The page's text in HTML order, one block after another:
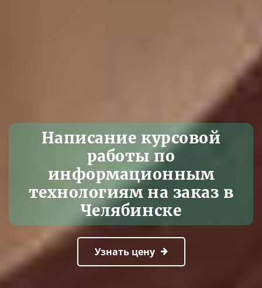
Написание курсовой
работы по
информационным
технологиям на заказ в
Челябинске
Узнать цену